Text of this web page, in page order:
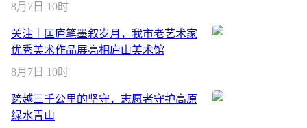
8月7日 10时
关注｜匡庐笔墨叙岁月，我市老艺术家
优秀美术作品展亮相庐山美术馆
8月7日 10时
跨越三千公里的坚守，志愿者守护高原
绿水青山